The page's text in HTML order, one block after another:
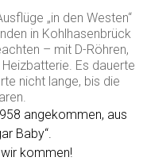
„in den Westen“
in Kohlhasenbrück
– mit D-Röhren,
Es dauerte
nicht lange, bis die
angekommen, aus
Baby“.
kommen!